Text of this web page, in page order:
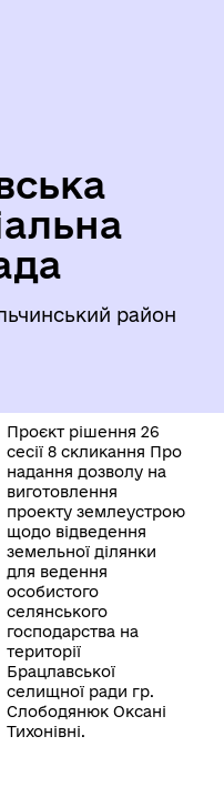
район
Проєкт рішення 26
сесії 8 скликання Про
надання дозволу на
виготовлення
проекту землеустрою
щодо відведення
земельної ділянки
для ведення
особистого
селянського
господарства на
території
Брацлавської
селищної ради гр.
Слободянюк Оксані
Тихонівні.